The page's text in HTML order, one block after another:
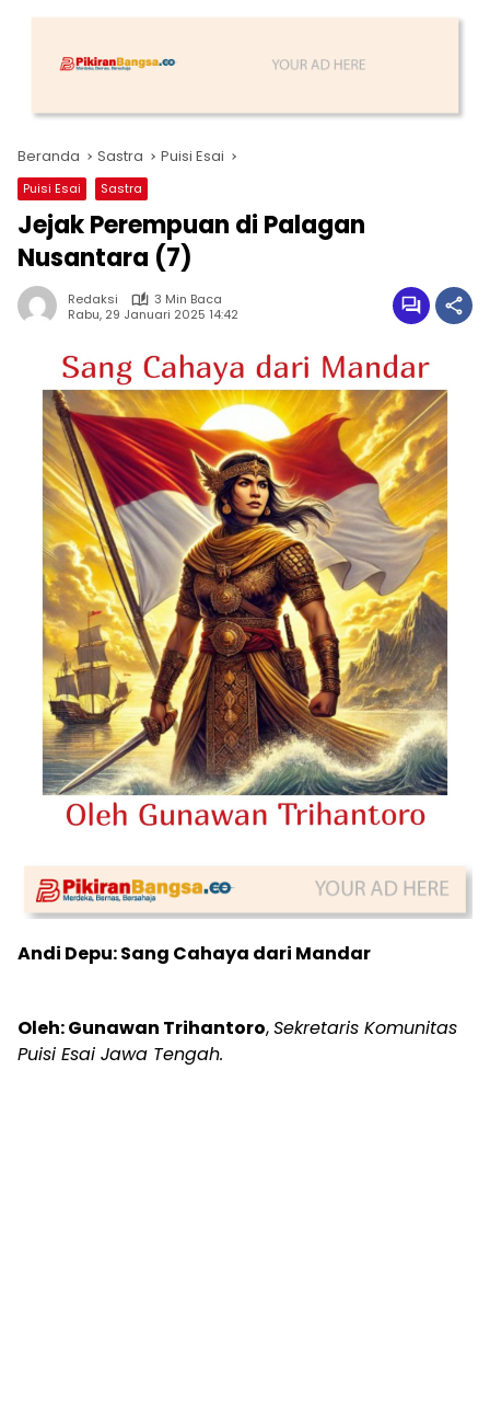
Beranda Sastra Puisi Esai
Puisi Esai Sastra
Jejak Perempuan di Palagan
Nusantara (7)
Redaksi
3 Min Baca
Rabu, 29 Januari 2025 14:42
Andi Depu: Sang Cahaya dari Mandar
Oleh: Gunawan Trihantoro,Sekretaris Komunitas
Puisi Esai Jawa Tengah.